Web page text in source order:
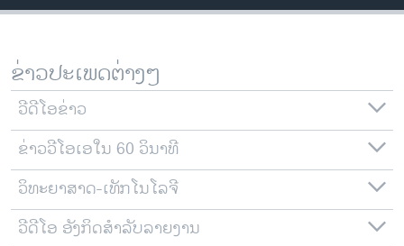
ພາສາອັງກິດ
ສຽງ
ລາຍການກະຈາຍສຽງ
ລາຍງານ
ຕິດຕາມພວກເຮົາ ທີ່
ພາສາຕ່າງໆ
ຂ່າວປະເພດຕ່າງໆ
ວີດີໂອຂ່າວ
ຂ່າວວີໂອເອໃນ 60 ວິນາທີ
ວິທະຍາສາດ-ເທັກໂນໂລຈີ
ວີດີໂອ ອັງກິດສຳລັບລາຍງານ